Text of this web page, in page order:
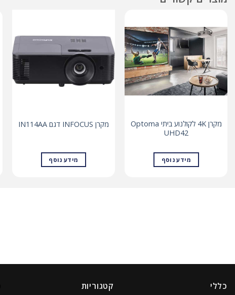
מקרן 4K לקולנוע ביתי Optoma
UHD42
מידע נוסף
מקרן INFOCUS דגם IN114AA
מידע נוסף
כללי קטגוריות